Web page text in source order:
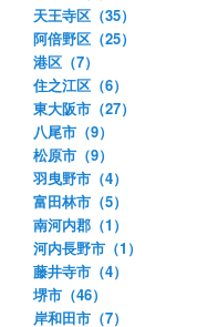
天王寺区（35）
阿倍野区（25）
港区（7）
住之江区（6）
東大阪市（27）
八尾市（9）
松原市（9）
羽曳野市（4）
富田林市（5）
南河内郡（1）
河内長野市（1）
藤井寺市（4）
堺市（46）
岸和田市（7）